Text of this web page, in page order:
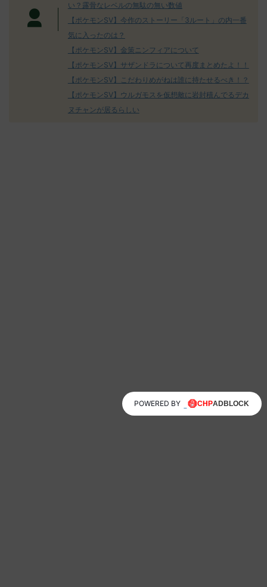
い？露骨なレベルの無駄の無い数値
【ポケモンSV】今作のストーリー「3ルート」の内一番
気に入ったのは？
【ポケモンSV】金策ニンフィアについて
【ポケモンSV】サザンドラについて再度まとめたよ！！
【ポケモンSV】こだわりめがねは誰に持たせるべき！？
【ポケモンSV】ウルガモスを仮想敵に岩封積んでるデカ
ヌチャンが居るらしい
POWERED BY